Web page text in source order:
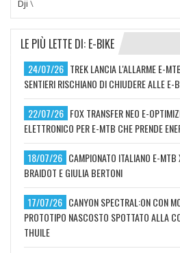
Dji \
LE PIÙ LETTE DI: E-BIKE
24/07/26 TREK LANCIA L'ALLARME E-
SENTIERI RISCHIANO DI CHIUDERE ALLE E-
22/07/26 FOX TRANSFER NEO E-
ELETTRONICO PER E-MTB CHE PRENDE
18/07/26 CAMPIONATO ITALIANO E-
BRAIDOT E GIULIA BERTONI
17/07/26 CANYON SPECTRAL:ON CON
PROTOTIPO NASCOSTO SPOTTATO ALLA
THUILE